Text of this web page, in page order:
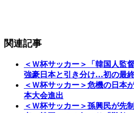
関連記事
＜Ｗ杯サッカー＞「韓国人監
強豪日本と引き分け…初の最
＜Ｗ杯サッカー＞危機の日本
本大会進出
＜Ｗ杯サッカー＞孫興民が先